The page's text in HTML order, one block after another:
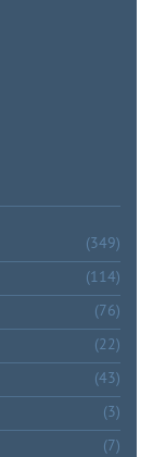
(349)
(114)
(76)
(22)
(43)
(3)
(7)